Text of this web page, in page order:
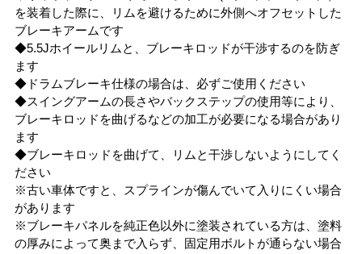
を装着した際に、リムを避けるために外側へオフセットした
ブレーキアームです
◆5.5Jホイールリムと、ブレーキロッドが干渉するのを防ぎ
ます
◆ドラムブレーキ仕様の場合は、必ずご使用ください
◆スイングアームの長さやバックステップの使用等により、
ブレーキロッドを曲げるなどの加工が必要になる場合があり
ます
◆ブレーキロッドを曲げて、リムと干渉しないようにしてく
ださい
※古い車体ですと、スプラインが傷んでいて入りにくい場合
があります
※ブレーキパネルを純正色以外に塗装されている方は、塗料
の厚みによって奥まで入らず、固定用ボルトが通らない場合